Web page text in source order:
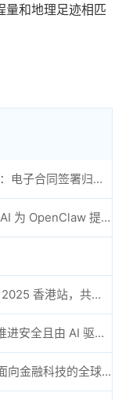
量和地理足迹相匹
eSign.AI与Lark多维表格集成正式上线：电子合同签署归档全程自动化
'esign-automation' 技能发布：eSign.AI 为 OpenClaw 提供自动化电子签名能力
eSign.AI 出席 Alibaba Cloud Summit 2025 香港站，共同探讨 AI 驱动的云创新与数字信任未来
eSign.AI × Antelope International｜推进安全且由 AI 驱动的数字化工作流
eSign.AI × Alibaba Cloud｜携手强化面向金融科技的全球数字信任